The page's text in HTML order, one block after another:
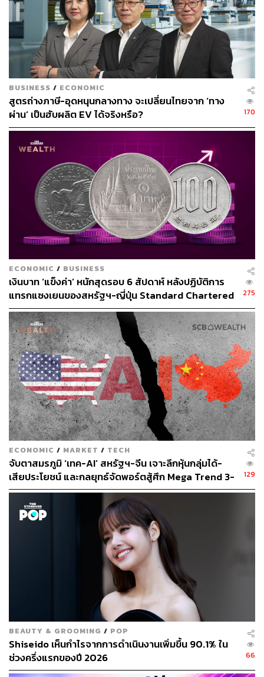
อ้างอิง:
https://www.cnbc.com/2022/03/01/chinas-factory-gro
wth-picks-up-as-demand-improves-ukraine-crisis-rai
ses-risks-.html
https://www.reuters.com/markets/europe/chinas-facto
ry-growth-picks-up-demand-improves-ukraine-crisis-r
aises-risks-2022-03-01/
สามารถติดตาม THE STANDARD WEALTH
ผ่านแอปพลิเคชันต่างๆ ที่คุณสะดวกหรือใช้งานอยู่แล้วได้เลย
ดัชนีผู้จัดการฝ่ายจัดซื้อ (PMI)
China
สำนักงานสถิติแห่งชาติจีน (NBS)
37
ABOUT THE AUTHOR
ศนิชา ละครพล
THE STANDARD WEALTH Editor
BUSINESS / ECONOMIC
สูตรถ่างภาษี-อุดหนุนกลางทาง จะเปลี่ยนไทยจาก ‘ทาง
ผ่าน’ เป็นฮับผลิต EV ได้จริงหรือ?
170
ECONOMIC / BUSINESS
เงินบาท ‘แข็งค่า’ หนักสุดรอบ 6 สัปดาห์ หลังปฏิบัติการ
แทรกแซงเยนของสหรัฐฯ-ญี่ปุ่น Standard Chartered
เปิดเป้าสิ้นปีนี้จ่อแข็งต่อแตะ 32.50 บาทต่อดอลลาร์
275
ECONOMIC / MARKET / TECH
จับตาสมรภูมิ ‘เทค-AI’ สหรัฐฯ-จีน เจาะลึกหุ้นกลุ่มได้-
เสียประโยชน์ และกลยุทธ์จัดพอร์ตสู้ศึก Mega Trend 3-
5 ปีข้างหน้า
129
BEAUTY & GROOMING / POP
Shiseido เห็นกำไรจากการดำเนินงานเพิ่มขึ้น 90.1% ใน
ช่วงครึ่งแรกของปี 2026
66